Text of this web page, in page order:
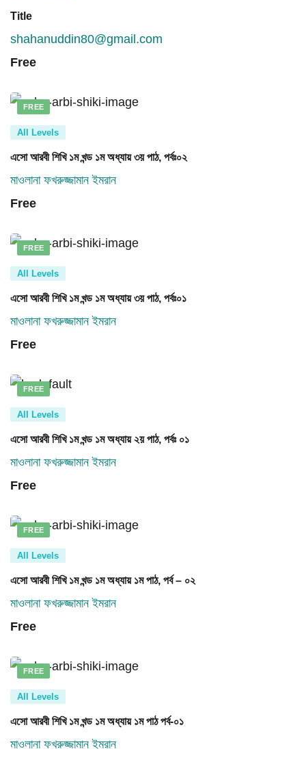
Title
shahanuddin80@gmail.com
Free
FREE
All Levels
এসো আরবী শিখি ১ম খন্ড ১ম অধ্যায় ৩য় পাঠ, পর্বঃ০২
মাওলানা ফখরুজ্জামান ইমরান
Free
FREE
All Levels
এসো আরবী শিখি ১ম খন্ড ১ম অধ্যায় ৩য় পাঠ, পর্বঃ০১
মাওলানা ফখরুজ্জামান ইমরান
Free
FREE
All Levels
এসো আরবী শিখি ১ম খন্ড ১ম অধ্যায় ২য় পাঠ, পর্বঃ ০১
মাওলানা ফখরুজ্জামান ইমরান
Free
FREE
All Levels
এসো আরবী শিখি ১ম খন্ড ১ম অধ্যায় ১ম পাঠ, পর্ব – ০২
মাওলানা ফখরুজ্জামান ইমরান
Free
FREE
All Levels
এসো আরবী শিখি ১ম খন্ড ১ম অধ্যায় ১ম পাঠ পর্ব-০১
মাওলানা ফখরুজ্জামান ইমরান